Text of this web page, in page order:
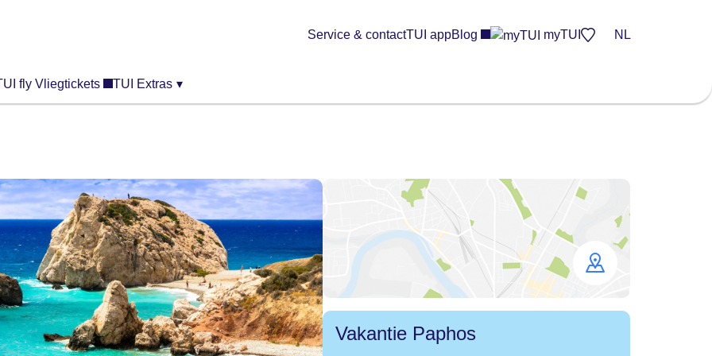
fly Vliegtickets TUI Extras ▾
Service & contactTUI appBlog myTUI NL
Vakantie Paphos